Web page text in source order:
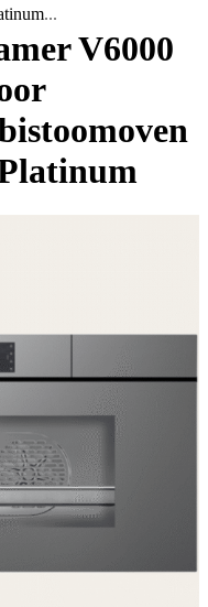
V6000